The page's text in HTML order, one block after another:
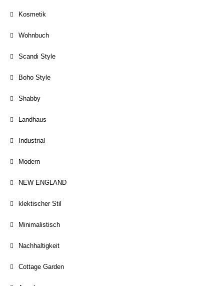
Kosmetik
Wohnbuch
Scandi Style
Boho Style
Shabby
Landhaus
Industrial
Modern
NEW ENGLAND
klektischer Stil
Minimalistisch
Nachhaltigkeit
Cottage Garden